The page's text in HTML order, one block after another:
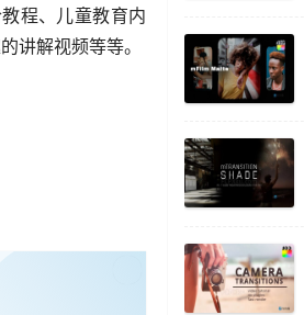
程、儿童教育内
讲解视频等等。
已经登录？刷新